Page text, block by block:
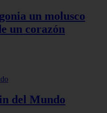
un molusco
un corazón
del Mundo